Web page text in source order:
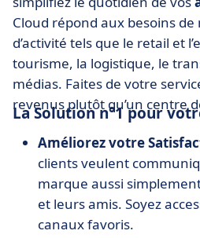
Cloud répond aux besoins
d’activité tels que le retail et
tourisme, la logistique, le
médias. Faites de votre
revenus plutôt qu’un centre
La Solution n°1 pour
Améliorez votre
clients veulent
marque aussi
et leurs amis. Soyez
canaux favoris.